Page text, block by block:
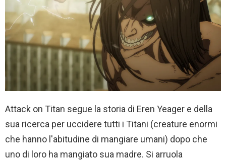
Attack on Titan segue la storia di Eren Yeager e della
sua ricerca per uccidere tutti i Titani (creature enormi
che hanno l'abitudine di mangiare umani) dopo che
uno di loro ha mangiato sua madre. Si arruola